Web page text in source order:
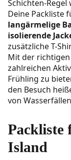
Schichten-
Deine Packliste
langärmelige
isolierende
zusätzliche T-
Mit der
zahlreichen
Frühling zu
den Besuch
von
Packliste
Island